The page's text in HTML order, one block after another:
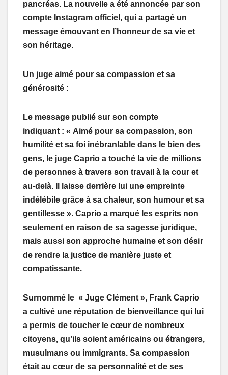
pancréas. La nouvelle a été annoncée par son
compte Instagram officiel, qui a partagé un
message émouvant en l’honneur de sa vie et
son héritage.
Un juge aimé pour sa compassion et sa
générosité :
Le message publié sur son compte
indiquant : « Aimé pour sa compassion, son
humilité et sa foi inébranlable dans le bien des
gens, le juge Caprio a touché la vie de millions
de personnes à travers son travail à la cour et
au-delà. Il laisse derrière lui une empreinte
indélébile grâce à sa chaleur, son humour et sa
gentillesse ». Caprio a marqué les esprits non
seulement en raison de sa sagesse juridique,
mais aussi son approche humaine et son désir
de rendre la justice de manière juste et
compatissante.
Surnommé le « Juge Clément », Frank Caprio
a cultivé une réputation de bienveillance qui lui
a permis de toucher le cœur de nombreux
citoyens, qu’ils soient américains ou étrangers,
musulmans ou immigrants. Sa compassion
était au cœur de sa personnalité et de ses